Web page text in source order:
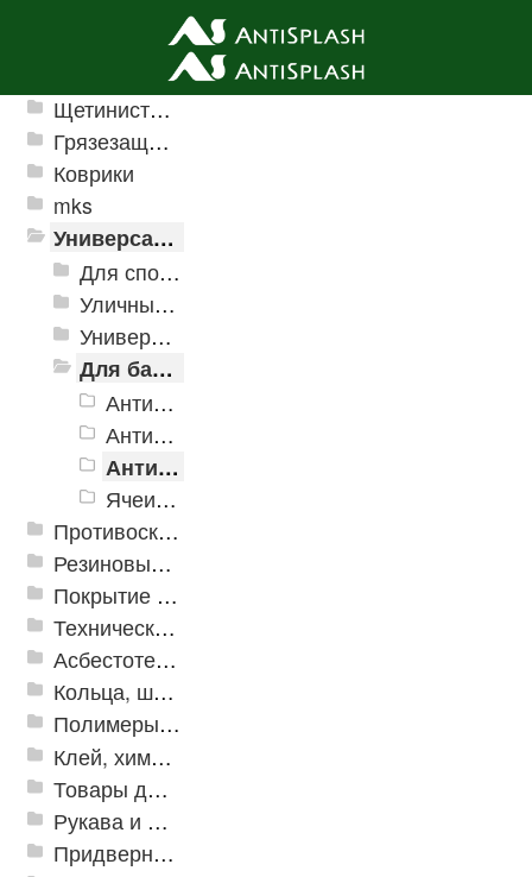
Ячеистые грязезащитные покрытия
Щетинистые покрытия
Грязезащитные, влаговпитывающие покрытия
Коврики
mks
Универсальные модульные покрытия
Для спортивных объектов
Уличные и грязезащитные покрытия
Универсальное напольное покрытие
Для бассейнов и аквапарков
Антискользящее дренажное покрытие Aqua
Антискользящее дренажное покрытие Aqua Marine
Антискользящее дренажное покрытие Aqua Stone
Ячеистые модульное покрытие Ultima
Противоскользящая защита для лестниц, профили, ленты
Резиновые и ПВХ дорожки
Покрытие из резиновой крошки
Техническая резина
Асбестотехнические и теплоизоляционные материалы
Кольца, шайбы, манжеты
Полимеры и пластики
Клей, химия, сопутствующие товары
Товары для дома
Рукава и шланги промышленные
Придверные решетки